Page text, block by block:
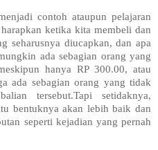
contoh ataupun pelajaran
ketika kita membeli dan
seharusnya diucapkan, dan apa
ada sebagian orang yang
hanya RP 300.00, atau
ada sebagian orang yang tidak
tersebut.Tapi setidaknya,
bentuknya akan lebih baik dan
seperti kejadian yang pernah